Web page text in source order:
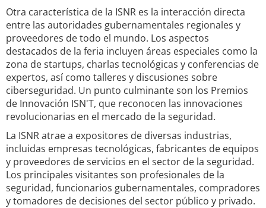
Otra característica de la ISNR es la interacción directa
entre las autoridades gubernamentales regionales y
proveedores de todo el mundo. Los aspectos
destacados de la feria incluyen áreas especiales como la
zona de startups, charlas tecnológicas y conferencias de
expertos, así como talleres y discusiones sobre
ciberseguridad. Un punto culminante son los Premios
de Innovación ISN'T, que reconocen las innovaciones
revolucionarias en el mercado de la seguridad.
La ISNR atrae a expositores de diversas industrias,
incluidas empresas tecnológicas, fabricantes de equipos
y proveedores de servicios en el sector de la seguridad.
Los principales visitantes son profesionales de la
seguridad, funcionarios gubernamentales, compradores
y tomadores de decisiones del sector público y privado.